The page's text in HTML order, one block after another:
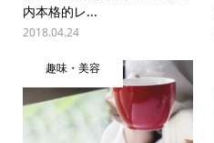
内本格的レ...
2018.04.24
趣味・美容